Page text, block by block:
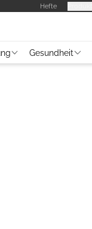
Hefte
Gesundheit